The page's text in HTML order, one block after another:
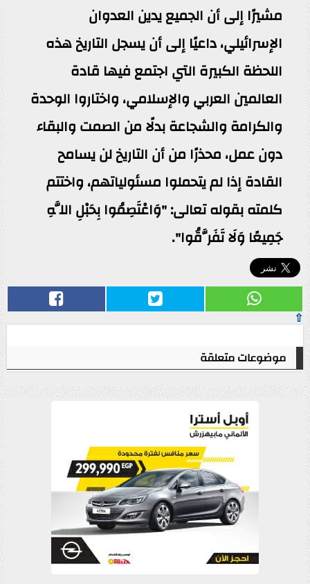
مشيرًا إلى أن الجميع يدين العدوان
الإسرائيلي، داعيًا إلى أن يسجل التاريخ هذه
اللحظة الكبيرة التي اجتمع فيها قادة
العالمين العربي والإسلامي، واختاروا الوحدة
والكرامة والشجاعة بدلًا من الصمت والبقاء
دون عمل، محذرًا من أن التاريخ لن يسامح
القادة إذا لم يتحملوا مسئولياتهم، واختتم
كلمته بقوله تعالى: "وَاعْتَصِمُوا بِحَبْلِ اللَّهِ
جَمِيعًا وَلَا تَفَرَّقُوا".
⇧
موضوعات متعلقة